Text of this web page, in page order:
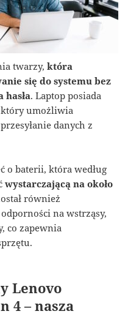
twarzy,która
się do systemu bez
. Laptop posiada
umożliwia
danych z
o baterii, która według
wystarczającą na około
również
na wstrząsy,
co zapewnia
Lenovo
4 – nasza